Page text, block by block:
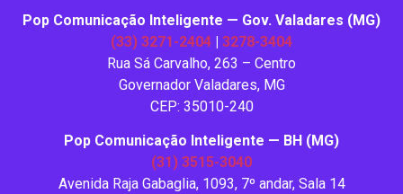
Pop Comunicação Inteligente — Gov. Valadares (MG)
(33) 3271-2404 | 3278-3404
Rua Sá Carvalho, 263 – Centro
Governador Valadares, MG
CEP: 35010-240
Pop Comunicação Inteligente — BH (MG)
(31) 3515-3040
Avenida Raja Gabaglia, 1093, 7º andar, Sala 14